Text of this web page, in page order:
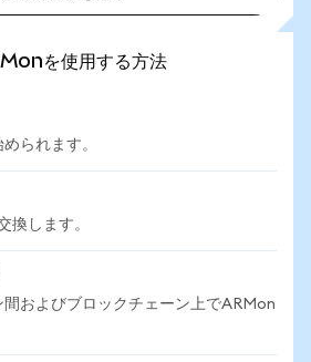
を使用する方法
られます。
換します。
間およびブロックチェーン上でARMon